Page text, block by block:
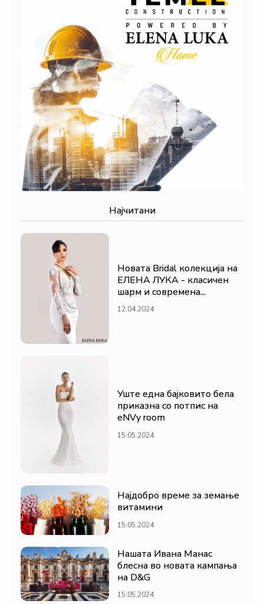
Најчитани
Новата Bridal колекција на
ЕЛЕНА ЛУКА - класичен
шарм и современа...
12.04.2024
Уште една бајковито бела
приказна со потпис на
eNVy room
15.05.2024
Најдобро време за земање
витамини
15.05.2024
Нашата Ивана Манас
блесна во новата кампања
на D&G
15.05.2024